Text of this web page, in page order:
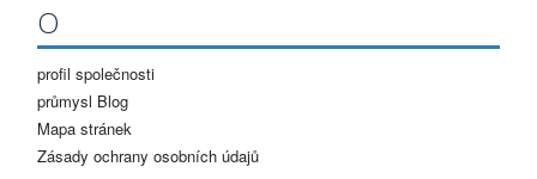
O
profil společnosti
průmysl Blog
Mapa stránek
Zásady ochrany osobních údajů